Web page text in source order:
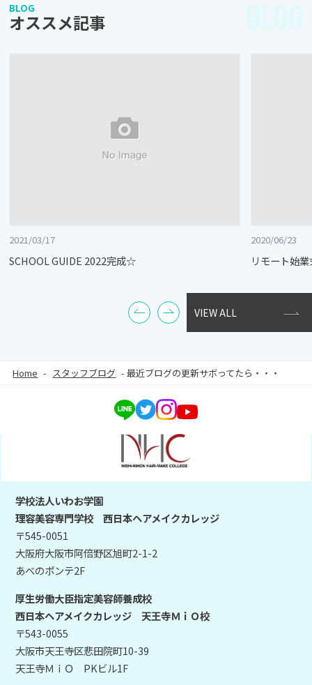
BLOG
オススメ記事
2021/03/17
SCHOOL GUIDE 2022完成☆
2020/06/23
リモート始
VIEW ALL
Home - スタッフブログ -最近ブログの更新サボってたら・・・
学校法人いわお学園
理容美容専門学校 西日本ヘアメイクカレッジ
〒545-0051
大阪府大阪市阿倍野区旭町2-1-2
あべのポンテ2F
厚生労働大臣指定美容師養成校
西日本ヘアメイクカレッジ 天王寺ＭｉＯ校
〒543-0055
大阪市天王寺区悲田院町10-39
天王寺ＭｉＯ PKビル1F